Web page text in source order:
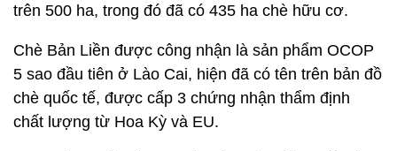
trên 500 ha, trong đó đã có 435 ha chè hữu cơ.
Chè Bản Liền được công nhận là sản phẩm OCOP
5 sao đầu tiên ở Lào Cai, hiện đã có tên trên bản đồ
chè quốc tế, được cấp 3 chứng nhận thẩm định
chất lượng từ Hoa Kỳ và EU.